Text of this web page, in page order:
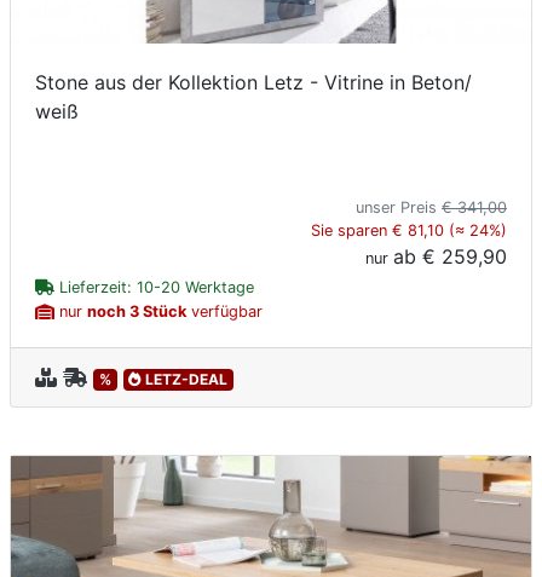
Stone aus der Kollektion Letz - Vitrine in Beton/
weiß
unser Preis € 341,00
Sie sparen € 81,10 (≈ 24%)
nur ab € 259,90
Lieferzeit: 10-20 Werktage
nur noch 3 Stückverfügbar
% LETZ-DEAL